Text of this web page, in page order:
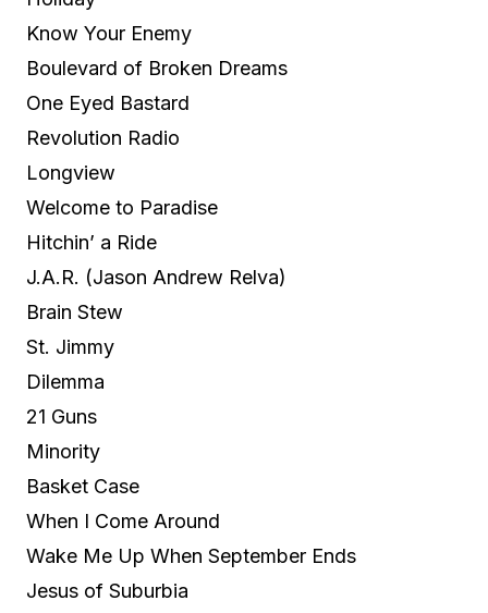
Know Your Enemy
Boulevard of Broken Dreams
One Eyed Bastard
Revolution Radio
Longview
Welcome to Paradise
Hitchin’ a Ride
J.A.R. (Jason Andrew Relva)
Brain Stew
St. Jimmy
Dilemma
21 Guns
Minority
Basket Case
When I Come Around
Wake Me Up When September Ends
Jesus of Suburbia